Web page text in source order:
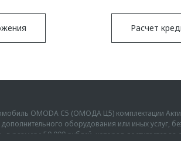
Расчет
OMODA C5 (ОМОДА Ц5) комплектации
оборудования или иных
размере 50 000 рублей, которая достигается